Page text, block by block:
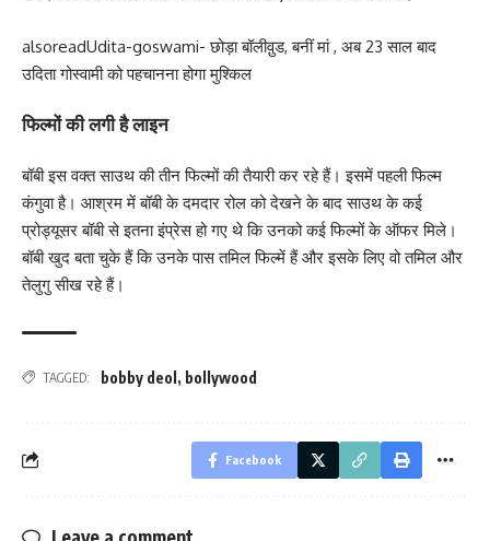
alsoreadUdita-goswami- छोड़ा बॉलीवु़ड, बनीं मां , अब 23 साल बाद
उदिता गोस्वामी को पहचानना होगा मुश्किल
फिल्मों की लगी है लाइन
बॉबी इस वक्त साउथ की तीन फिल्मों की तैयारी कर रहे हैं। इसमें पहली फिल्म
कंगुवा है। आश्रम में बॉबी के दमदार रोल को देखने के बाद साउथ के कई
प्रोड्यूसर बॉबी से इतना इंप्रेस हो गए थे कि उनको कई फिल्मों के ऑफर मिले।
बॉबी खुद बता चुके हैं कि उनके पास तमिल फिल्में हैं और इसके लिए वो तमिल और
तेलुगु सीख रहे हैं।
TAGGED: bobby deol , bollywood
Facebook